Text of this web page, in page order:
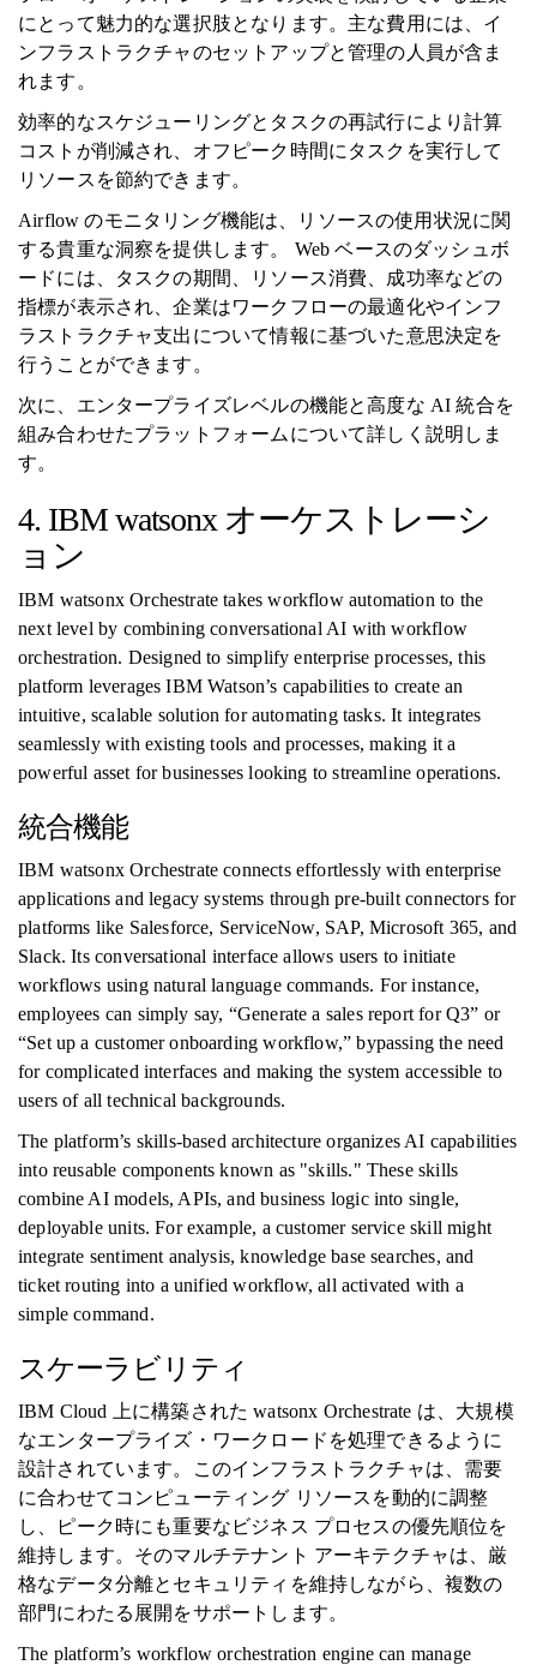
にとって魅力的な選択肢となります。主な費用には、イ
ンフラストラクチャのセットアップと管理の人員が含ま
れます。
効率的なスケジューリングとタスクの再試行により計算
コストが削減され、オフピーク時間にタスクを実行して
リソースを節約できます。
Airflow のモニタリング機能は、リソースの使用状況に関
する貴重な洞察を提供します。 Web ベースのダッシュボ
ードには、タスクの期間、リソース消費、成功率などの
指標が表示され、企業はワークフローの最適化やインフ
ラストラクチャ支出について情報に基づいた意思決定を
行うことができます。
次に、エンタープライズレベルの機能と高度な AI 統合を
組み合わせたプラットフォームについて詳しく説明しま
す。
4. IBM watsonx オーケストレーシ
ョン
IBM watsonx Orchestrate takes workflow automation to the
next level by combining conversational AI with workflow
orchestration. Designed to simplify enterprise processes, this
platform leverages IBM Watson’s capabilities to create an
intuitive, scalable solution for automating tasks. It integrates
seamlessly with existing tools and processes, making it a
powerful asset for businesses looking to streamline operations.
統合機能
IBM watsonx Orchestrate connects effortlessly with enterprise
applications and legacy systems through pre-built connectors for
platforms like Salesforce, ServiceNow, SAP, Microsoft 365, and
Slack. Its conversational interface allows users to initiate
workflows using natural language commands. For instance,
employees can simply say, “Generate a sales report for Q3” or
“Set up a customer onboarding workflow,” bypassing the need
for complicated interfaces and making the system accessible to
users of all technical backgrounds.
The platform’s skills-based architecture organizes AI capabilities
into reusable components known as "skills." These skills
combine AI models, APIs, and business logic into single,
deployable units. For example, a customer service skill might
integrate sentiment analysis, knowledge base searches, and
ticket routing into a unified workflow, all activated with a
simple command.
スケーラビリティ
IBM Cloud 上に構築された watsonx Orchestrate は、大規模
なエンタープライズ・ワークロードを処理できるように
設計されています。このインフラストラクチャは、需要
に合わせてコンピューティング リソースを動的に調整
し、ピーク時にも重要なビジネス プロセスの優先順位を
維持します。そのマルチテナント アーキテクチャは、厳
格なデータ分離とセキュリティを維持しながら、複数の
部門にわたる展開をサポートします。
The platform’s workflow orchestration engine can manage